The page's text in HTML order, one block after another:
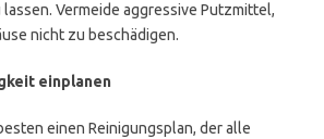
Vermeide aggressive Putzmittel,
nicht zu beschädigen.
einplanen
einen Reinigungsplan, der alle